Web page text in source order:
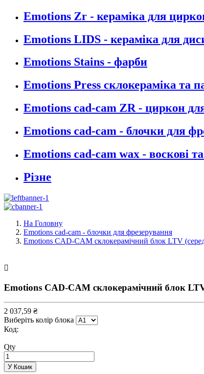
Emotions Zr - кераміка для
Emotions LIDS - кераміка для
Emotions Stains - фарби
Emotions Press склокераміка та
Emotions cad-cam ZR - циркон
Emotions cad-cam - блочки для
Emotions cad-cam wax - воскові
Різне
На Головну
Emotions cad-cam - блочки для фрезерування
Emotions CAD-CAM склокерамічний блок LTV

Emotions CAD-CAM склокерамічний блок
2 037,59 ₴
Виберіть колір блока
Код:
Qty
У Кошик